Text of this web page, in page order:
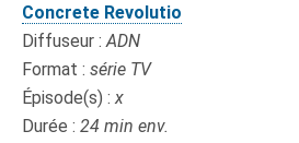
Concrete Revolutio
Diffuseur :ADN
Format : série TV
Épisode(s) : x
Durée : 24 min env.